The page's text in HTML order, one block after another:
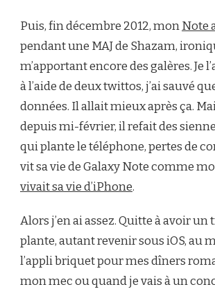
Puis, fin décembre 2012, monNote
pendant une MAJ de Shazam,
m’apportant encore des galères. Je
à l’aide de deux twittos, j’ai sauvé
données. Il allait mieux après ça.
depuis mi-février, il refait des
qui plante le téléphone, pertes de
vit sa vie de Galaxy Note comme
vivait sa vie d’iPhone.
Alors j’en ai assez. Quitte à avoir un
plante, autant revenir sous iOS, au
l’appli briquet pour mes dîners
mon mec ou quand je vais à un